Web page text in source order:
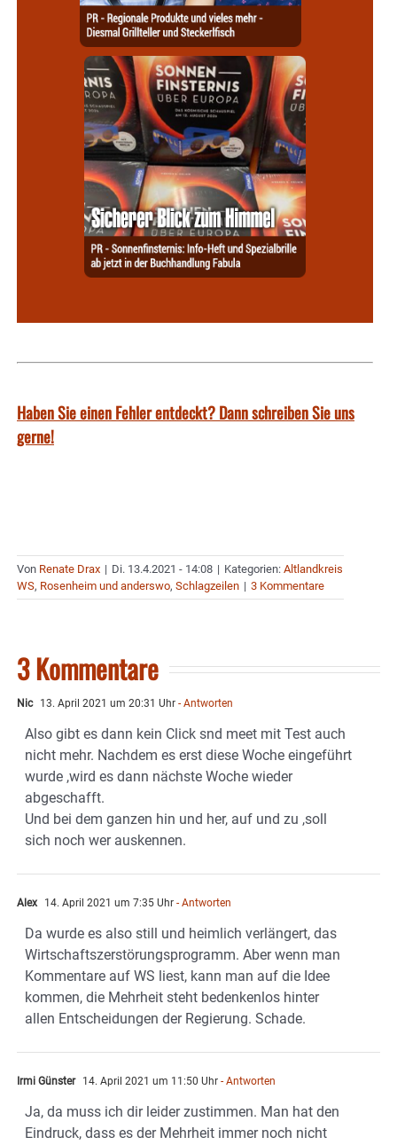
Haben Sie einen Fehler entdeckt? Dann schreiben Sie uns
gerne!
Von Renate Drax | Di. 13.4.2021 - 14:08 | Kategorien: Altlandkreis
WS, Rosenheim und anderswo, Schlagzeilen | 3 Kommentare
3 Kommentare
Nic 13. April 2021 um 20:31 Uhr - Antworten
Also gibt es dann kein Click snd meet mit Test auch
nicht mehr. Nachdem es erst diese Woche eingeführt
wurde ,wird es dann nächste Woche wieder
abgeschafft.
Und bei dem ganzen hin und her, auf und zu ,soll
sich noch wer auskennen.
Alex 14. April 2021 um 7:35 Uhr - Antworten
Da wurde es also still und heimlich verlängert, das
Wirtschaftszerstörungsprogramm. Aber wenn man
Kommentare auf WS liest, kann man auf die Idee
kommen, die Mehrheit steht bedenkenlos hinter
allen Entscheidungen der Regierung. Schade.
Irmi Günster 14. April 2021 um 11:50 Uhr - Antworten
Ja, da muss ich dir leider zustimmen. Man hat den
Eindruck, dass es der Mehrheit immer noch nicht